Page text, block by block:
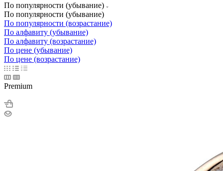
По популярности (убывание)
По популярности (убывание)
По популярности (возрастание)
По алфавиту (убывание)
По алфавиту (возрастание)
По цене (убывание)
По цене (возрастание)
Premium